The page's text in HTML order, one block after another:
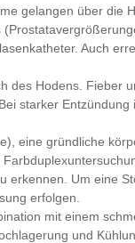
gelangen über die
Auch
des Hodens. Fieber
starker
eine gründliche
erkennen. Um eine
erfolgen.
mit einem
und